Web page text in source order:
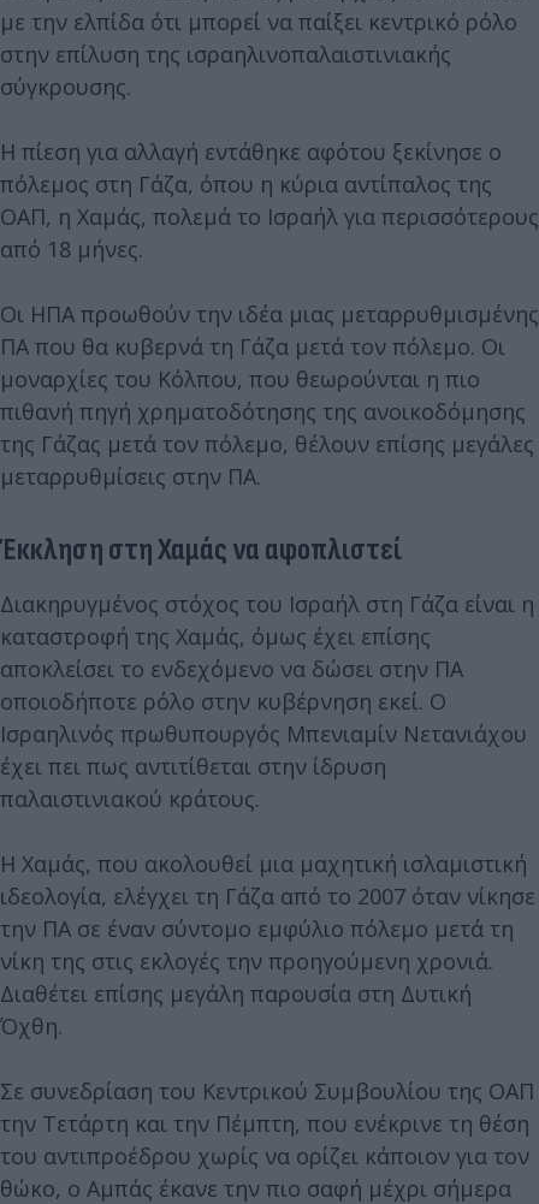
με την ελπίδα ότι μπορεί να παίξει κεντρικό ρόλο
στην επίλυση της ισραηλινοπαλαιστινιακής
σύγκρουσης.
Η πίεση για αλλαγή εντάθηκε αφότου ξεκίνησε ο
πόλεμος στη Γάζα, όπου η κύρια αντίπαλος της
ΟΑΠ, η Χαμάς, πολεμά το Ισραήλ για περισσότερους
από 18 μήνες.
Οι ΗΠΑ προωθούν την ιδέα μιας μεταρρυθμισμένης
ΠΑ που θα κυβερνά τη Γάζα μετά τον πόλεμο. Οι
μοναρχίες του Κόλπου, που θεωρούνται η πιο
πιθανή πηγή χρηματοδότησης της ανοικοδόμησης
της Γάζας μετά τον πόλεμο, θέλουν επίσης μεγάλες
μεταρρυθμίσεις στην ΠΑ.
Έκκληση στη Χαμάς να αφοπλιστεί
Διακηρυγμένος στόχος του Ισραήλ στη Γάζα είναι η
καταστροφή της Χαμάς, όμως έχει επίσης
αποκλείσει το ενδεχόμενο να δώσει στην ΠΑ
οποιοδήποτε ρόλο στην κυβέρνηση εκεί. Ο
Ισραηλινός πρωθυπουργός Μπενιαμίν Νετανιάχου
έχει πει πως αντιτίθεται στην ίδρυση
παλαιστινιακού κράτους.
Η Χαμάς, που ακολουθεί μια μαχητική ισλαμιστική
ιδεολογία, ελέγχει τη Γάζα από το 2007 όταν νίκησε
την ΠΑ σε έναν σύντομο εμφύλιο πόλεμο μετά τη
νίκη της στις εκλογές την προηγούμενη χρονιά.
Διαθέτει επίσης μεγάλη παρουσία στη Δυτική
Όχθη.
Σε συνεδρίαση του Κεντρικού Συμβουλίου της ΟΑΠ
την Τετάρτη και την Πέμπτη, που ενέκρινε τη θέση
του αντιπροέδρου χωρίς να ορίζει κάποιον για τον
θώκο, ο Αμπάς έκανε την πιο σαφή μέχρι σήμερα